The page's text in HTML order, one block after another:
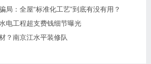
局：全屋“标准化工艺”到底有没有用？
电工程超支费钱细节曝光
？南京江水平装修队